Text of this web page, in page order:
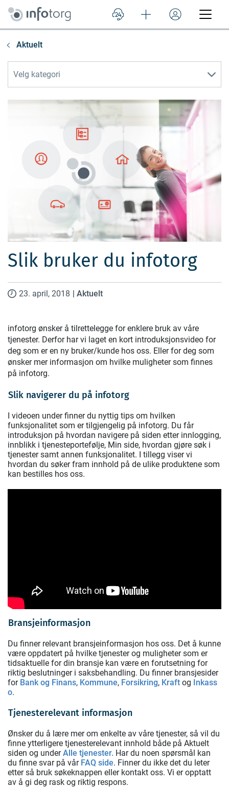
Aktuelt
Velg kategori
Slik bruker du infotorg
23. april, 2018 Aktuelt
infotorg ønsker å tilrettelegge for enklere bruk av våre
tjenester. Derfor har vi laget en kort introduksjonsvideo for
deg som er en ny bruker/kunde hos oss. Eller for deg som
ønsker mer informasjon om hvilke muligheter som finnes
på infotorg.
Slik navigerer du på infotorg
I videoen under finner du nyttig tips om hvilken
funksjonalitet som er tilgjengelig på infotorg. Du får
introduksjon på hvordan navigere på siden etter innlogging,
innblikk i tjenesteportefølje, Min side, hvordan gjøre søk i
tjenester samt annen funksjonalitet. I tillegg viser vi
hvordan du søker fram innhold på de ulike produktene som
kan bestilles hos oss.
Bransjeinformasjon
Du finner relevant bransjeinformasjon hos oss. Det å kunne
være oppdatert på hvilke tjenester og muligheter som er
tidsaktuelle for din bransje kan være en forutsetning for
riktig beslutninger i saksbehandling. Du finner bransjesider
for Bank og Finans, Kommune, Forsikring, Kraft og Inkass
o.
Tjenesterelevant informasjon
Ønsker du å lære mer om enkelte av våre tjenester, så vil du
finne ytterligere tjenesterelevant innhold både på Aktuelt
siden og underAlle tjenester. Har du noen spørsmål kan
du finne svar på vår FAQ side. Finner du ikke det du leter
etter så bruk søkeknappen eller kontakt oss. Vi er opptatt
av å gi deg rask og riktig respons.